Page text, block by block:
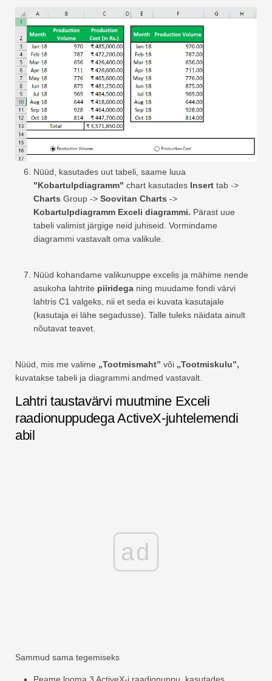
Nüüd, kasutades uut tabeli, saame luua
"Kobartulpdiagramm" chart kasutades Insert tab ->
Charts Group -> Soovitan Charts ->
Kobartulpdiagramm Exceli diagrammi. Pärast uue
tabeli valimist järgige neid juhiseid. Vormindame
diagrammi vastavalt oma valikule.
Nüüd kohandame valikunuppe excelis ja mähime nende
asukoha lahtrite piiridega ning muudame fondi värvi
lahtris C1 valgeks, nii et seda ei kuvata kasutajale
(kasutaja ei lähe segadusse). Talle tuleks näidata ainult
nõutavat teavet.
Nüüd, mis me valime „Tootmismaht” või „Tootmiskulu”,
kuvatakse tabeli ja diagrammi andmed vastavalt.
Lahtri taustavärvi muutmine Exceli
raadionuppudega ActiveX-juhtelemendi
abil
ad
Sammud sama tegemiseks